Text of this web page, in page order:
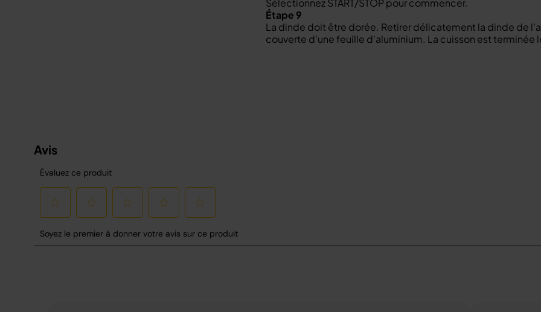
Sélectionnez START/STOP pour commencer.
Étape 9
La dinde doit être dorée. Retirer délicatement la dinde de
couverte d'une feuille d'aluminium. La cuisson est terminée